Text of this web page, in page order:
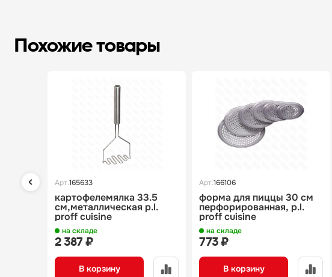
Похожие товары
Арт.165633
картофелемялка 33.5
см,металлическая p.l.
proff cuisine
на складе
2 387 ₽
В корзину
Арт.166106
форма для пиццы 30 см
перфорированная, p.l.
proff cuisine
на складе
773 ₽
В корзину